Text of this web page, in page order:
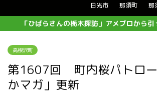
日光市
那須町 那
「ひばらさんの栃木探訪」アメブロから引
高根沢町
第1607回 町内桜パトロ
かマガ」更新